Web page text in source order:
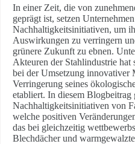
In einer Zeit, die von
geprägt ist, setzen
Nachhaltigkeitsinitiativen, um
Auswirkungen zu verringern
grünere Zukunft zu ebnen.
Akteuren der Stahlindustrie hat
bei der Umsetzung innovativer
Verringerung seines
etabliert. In diesem
Nachhaltigkeitsinitiativen von
welche positiven
das bei gleichzeitig
Blechdächer und